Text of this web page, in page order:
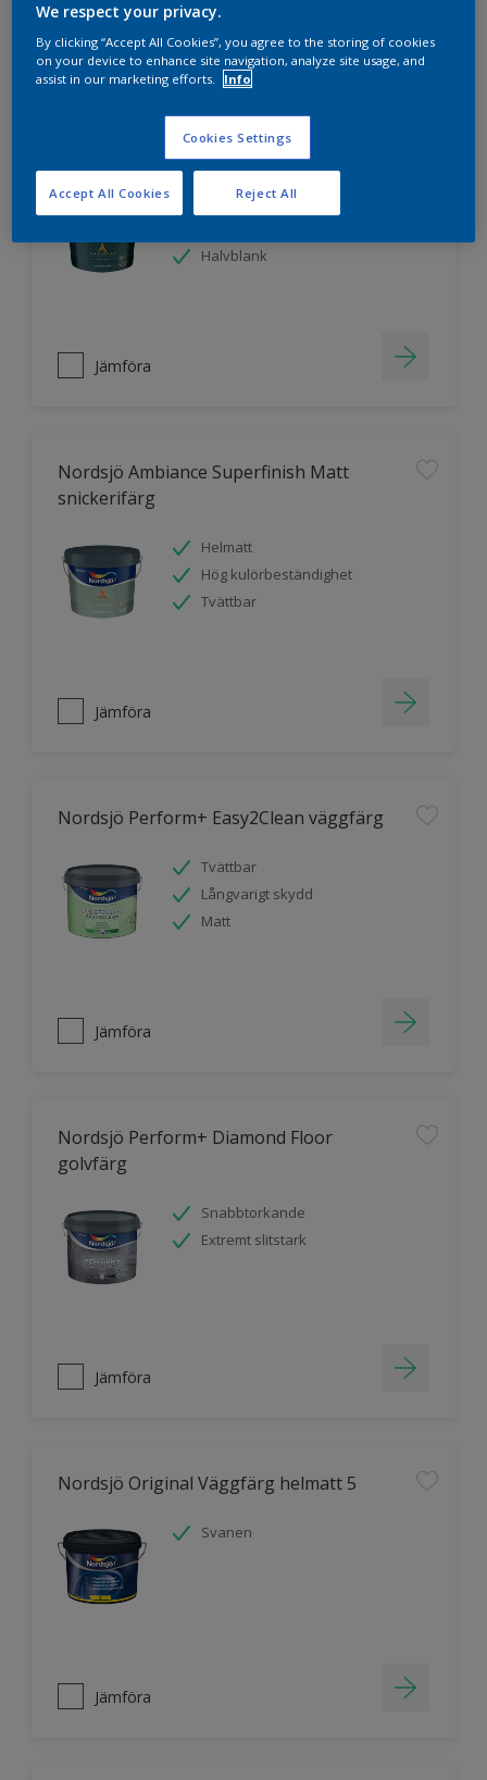
Prova vår färgkalkylator
Ambiance Superfinish Satin snickerifärg
Hög kulörbeständighet
Halvblank
Jämföra
Nordsjö Ambiance Superfinish Matt
snickerifärg
Helmatt
Hög kulörbeständighet
Tvättbar
Jämföra
Nordsjö Perform+ Easy2Clean väggfärg
Tvättbar
Långvarigt skydd
Matt
Jämföra
Nordsjö Perform+ Diamond Floor
golvfärg
Snabbtorkande
Extremt slitstark
Jämföra
Nordsjö Original Väggfärg helmatt 5
Svanen
Jämföra
We respect your privacy.
By clicking “Accept All Cookies”, you agree to the storing of cookies
on your device to enhance site navigation, analyze site usage, and
assist in our marketing efforts.
Info
Cookies Settings
Reject All
Accept All Cookies